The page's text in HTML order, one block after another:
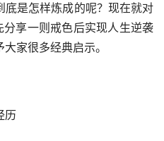
是怎样炼成的呢？现在就对
分享一则戒色后实现人生逆袭
家很多经典启示。
历